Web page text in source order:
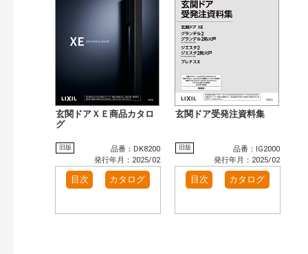
玄関ドアＸＥ商品カタロ
グ
旧版
品番：DK8200
発行年月：2025/02
目次 カタログ
玄関ドア受発注資料集
旧版
品番：IG2000
発行年月：2025/02
目次 カタログ